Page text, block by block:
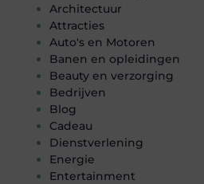
Architectuur
Attracties
Auto's en Motoren
Banen en opleidingen
Beauty en verzorging
Bedrijven
Blog
Cadeau
Dienstverlening
Energie
Entertainment